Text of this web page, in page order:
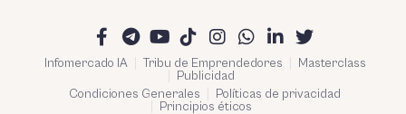
Infomercado IA Tribu de Emprendedores
Masterclass
Publicidad
Condiciones Generales
Políticas de privacidad
Principios éticos